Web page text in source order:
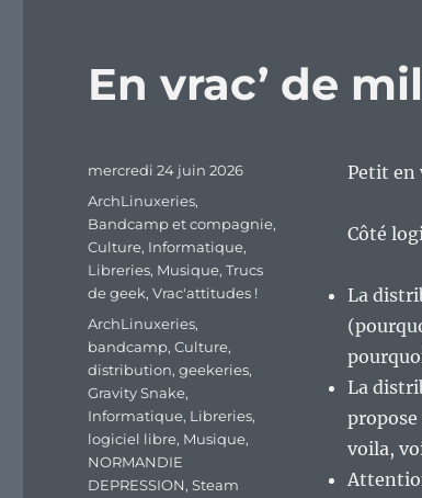
En vrac’ de
Petit en
Côté
La
La
voila,
Publié
mercredi 24 juin 2026
Catégories
ArchLinuxeries,
Bandcamp et compagnie,
Culture, Informatique,
Libreries, Musique,Trucs
de geek,Vrac'attitudes !
Étiquettes
ArchLinuxeries,
bandcamp,Culture,
distribution,geekeries,
Gravity Snake,
Informatique, Libreries,
logiciel libre, Musique,
NORMANDIE
DEPRESSION,Steam